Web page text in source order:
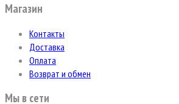
Магазин
Контакты
Доставка
Оплата
Возврат и обмен
Мы в сети